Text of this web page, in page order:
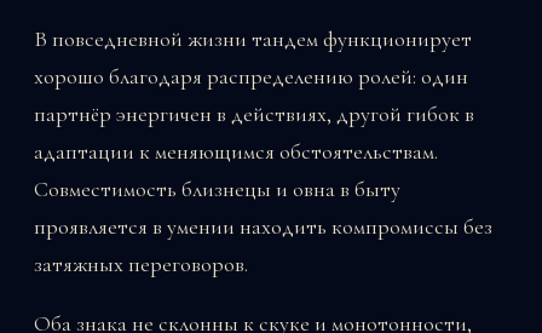
В повседневной жизни тандем функционирует
хорошо благодаря распределению ролей: один
партнёр энергичен в действиях, другой гибок в
адаптации к меняющимся обстоятельствам.
Совместимость близнецы и овна в быту
проявляется в умении находить компромиссы без
затяжных переговоров.
Оба знака не склонны к скуке и монотонности,